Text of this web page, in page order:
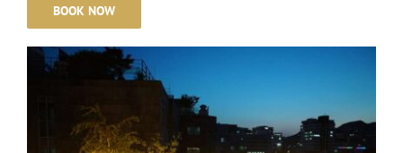
BOOK NOW